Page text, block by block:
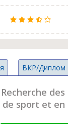
ВКР/Диплом
sport et